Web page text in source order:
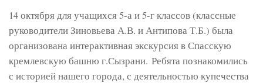
14 октября для учащихся 5-а и 5-г классов (классные
руководители Зиновьева А.В. и Антипова Т.Б.) была
организована интерактивная экскурсия в Спасскую
кремлевскую башню г.Сызрани. Ребята познакомились
с историей нашего города, с деятельностью купечества